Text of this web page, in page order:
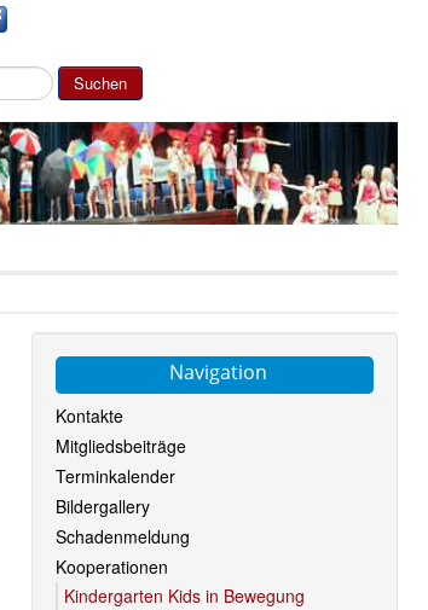
Suchen
Navigation
Kontakte
Mitgliedsbeiträge
Terminkalender
Bildergallery
Schadenmeldung
Kooperationen
Kindergarten Kids in Bewegung